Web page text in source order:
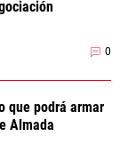
0
que podrá armar
Almada